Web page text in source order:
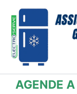
para
conteúdo
AGENDE